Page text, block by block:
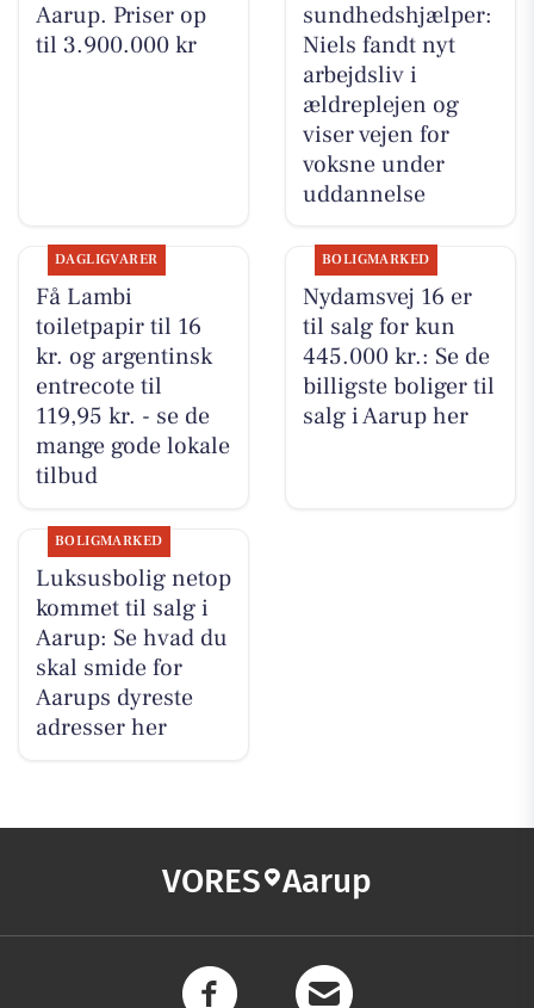
Aarup. Priser op
til 3.900.000 kr
sundhedshjælper:
Niels fandt nyt
arbejdsliv i
ældreplejen og
viser vejen for
voksne under
uddannelse
DAGLIGVARER
Få Lambi
toiletpapir til 16
kr. og argentinsk
entrecote til
119,95 kr. - se de
mange gode lokale
tilbud
BOLIGMARKED
Nydamsvej 16 er
til salg for kun
445.000 kr.: Se de
billigste boliger til
salg i Aarup her
BOLIGMARKED
Luksusbolig netop
kommet til salg i
Aarup: Se hvad du
skal smide for
Aarups dyreste
adresser her
VORES Aarup